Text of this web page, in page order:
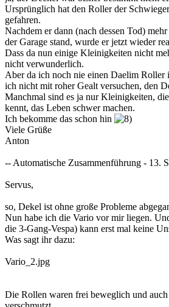
Ursprünglich hat den Roller der
gefahren.
Nachdem er dann (nach dessen Tod)
der Garage stand, wurde er jetzt wieder
Dass da nun einige Kleinigkeiten nicht
nicht verwunderlich.
Aber da ich noch nie einen Daelim Roller
ich nicht mit roher Gealt versuchen, den
Manchmal sind es ja nur Kleinigkeiten,
kennt, das Leben schwer machen.
Ich bekomme das schon hin
Viele Grüße
Anton
-- Automatische Zusammenführung - 13.
Servus,
so, Dekel ist ohne große Probleme
Nun habe ich die Vario vor mir liegen.
die 3-Gang-Vespa) kann erst mal keine
Was sagt ihr dazu:
Vario_2.jpg
Die Rollen waren frei beweglich und auch